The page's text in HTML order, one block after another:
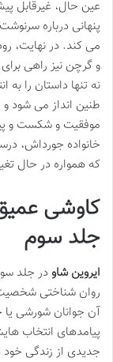
عین حال، غیرقابل
پنهانی درباره
می کند. در نهایت،
و گرچن نیز راهی
نه تنها داستان را به
طنین انداز می شود و
موفقیت و شکست و
خانواده جورداش،
که همواره در حال
کاوشی
جلد سوم
ایروین شاو در جلد
روان شناختی
آن جوانان شورشی یا
پیامدهای انتخاب
جدیدی از زندگی خود